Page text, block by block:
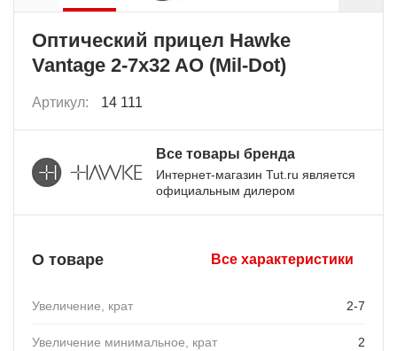
Оптический прицел Hawke
Vantage 2-7x32 AO (Mil-Dot)
Артикул: 14 111
Все товары бренда
Интернет-магазин Tut.ru является
официальным дилером
О товаре Все характеристики
Увеличение, крат 2-7
Увеличение минимальное, крат 2